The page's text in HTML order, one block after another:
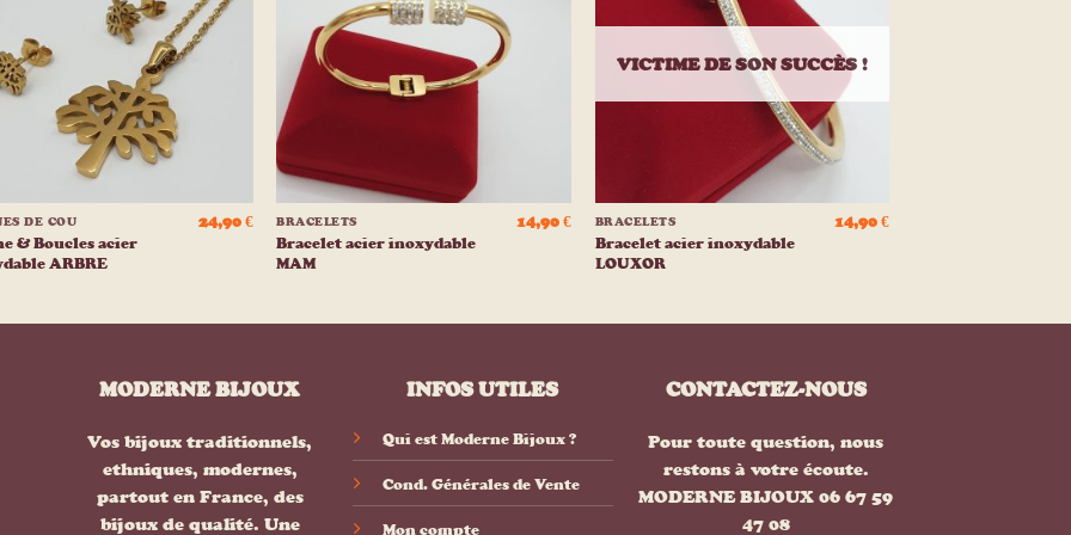
d’envies
DE COU
& Boucles acier
ARBRE
24,90 €
d’envies
+
BRACELETS
Bracelet acier inoxydable
MAM
14,90 €
VICTIME DE SON SUCCÈS !
BRACELETS
Bracelet acier inoxydable
LOUXOR
14,90€
MODERNE BIJOUX
Vos bijoux traditionnels,
ethniques, modernes,
partout en France, des
bijoux de qualité. Une
INFOS UTILES
Qui est Moderne Bijoux ?
Cond. Générales de Vente
Mon compte
CONTACTEZ-NOUS
Pour toute question, nous
restons à votre écoute.
MODERNE BIJOUX 06 67 59
47 08